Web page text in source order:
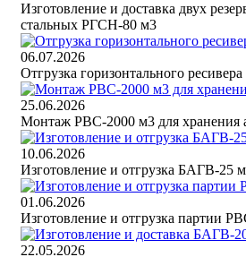
Изготовление и доставка двух
стальных РГСН-80 м3
06.07.2026
Отгрузка горизонтального
25.06.2026
Монтаж РВС-2000 м3 для хранения
10.06.2026
Изготовление и отгрузка БАГВ-25
01.06.2026
Изготовление и отгрузка партии
22.05.2026